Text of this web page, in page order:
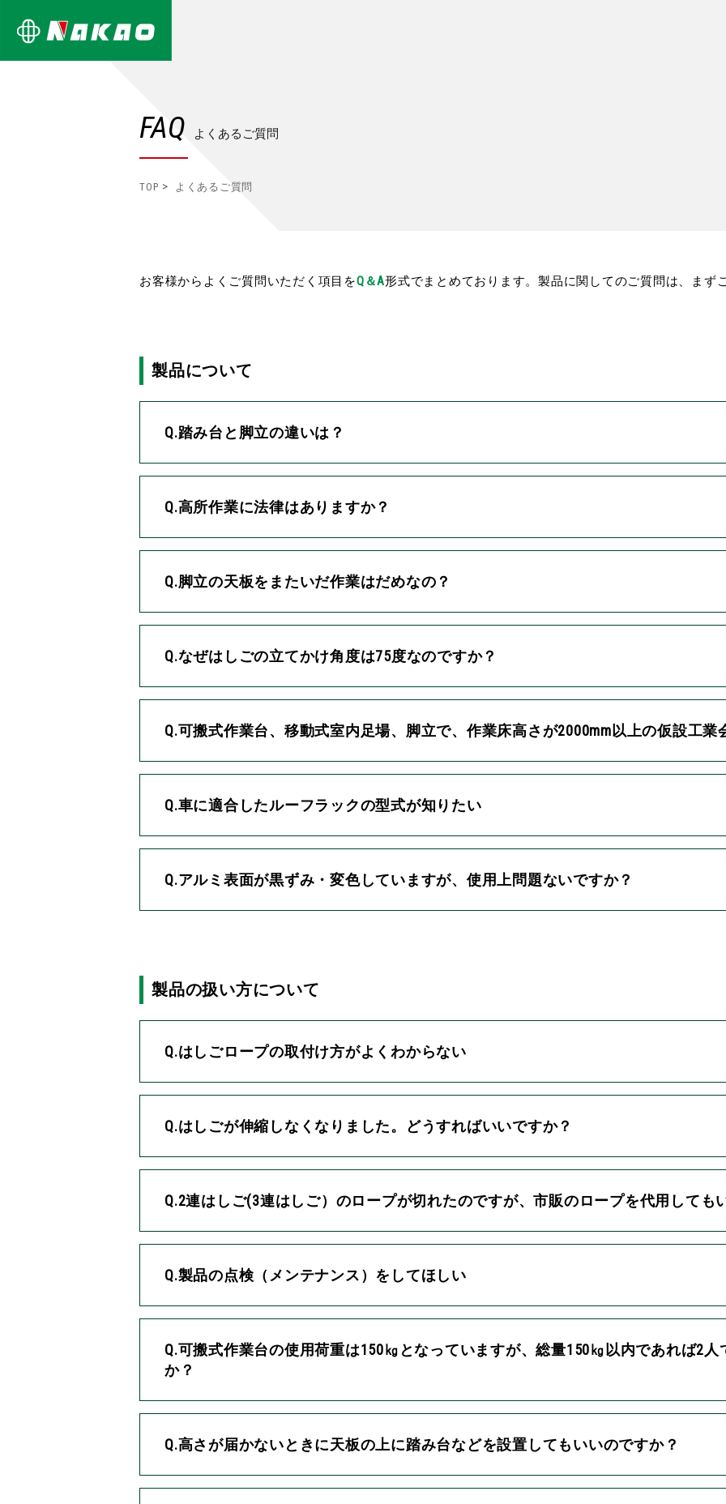
FAQ よくあるご質問
TOP よくあるご質問
お客様からよくご質問いただく項目をQ＆A形式でまとめております。製品に関してのご質問は、まず
製品について
Q.踏み台と脚立の違いは？
Q.高所作業に法律はありますか？
Q.脚立の天板をまたいだ作業はだめなの？
Q.なぜはしごの立てかけ角度は75度なのですか？
Q.可搬式作業台、移動式室内足場、脚立で、作業床高さが2000mm以上の仮設工
Q.車に適合したルーフラックの型式が知りたい
Q.アルミ表面が黒ずみ・変色していますが、使用上問題ないですか？
製品の扱い方について
Q.はしごロープの取付け方がよくわからない
Q.はしごが伸縮しなくなりました。どうすればいいですか？
Q.2連はしご(3連はしご）のロープが切れたのですが、市販のロープを代用しても
Q.製品の点検（メンテナンス）をしてほしい
Q.可搬式作業台の使用荷重は150㎏となっていますが、総量150㎏以内であれば2
か？
Q.高さが届かないときに天板の上に踏み台などを設置してもいいのですか？